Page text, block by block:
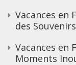
Vacances en
des
Vacances en
Moments